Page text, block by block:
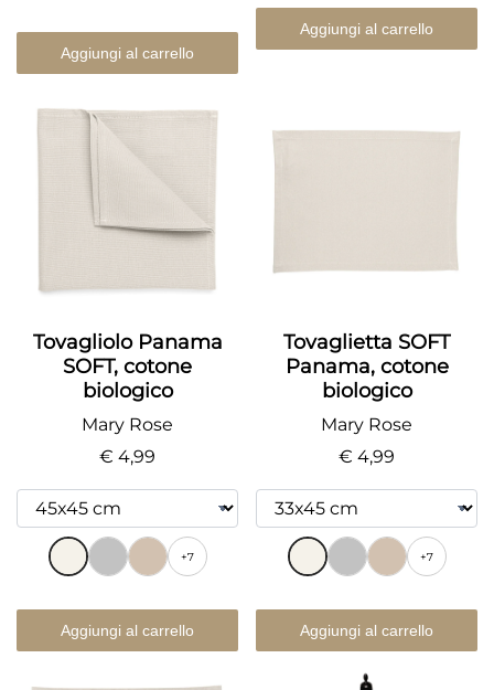
Aggiungi al carrello
Aggiungi al carrello
Tovagliolo Panama
SOFT, cotone
biologico
Mary Rose
€ 4,99
+7
Aggiungi al carrello
Tovaglietta SOFT
Panama, cotone
biologico
Mary Rose
€ 4,99
+7
Aggiungi al carrello